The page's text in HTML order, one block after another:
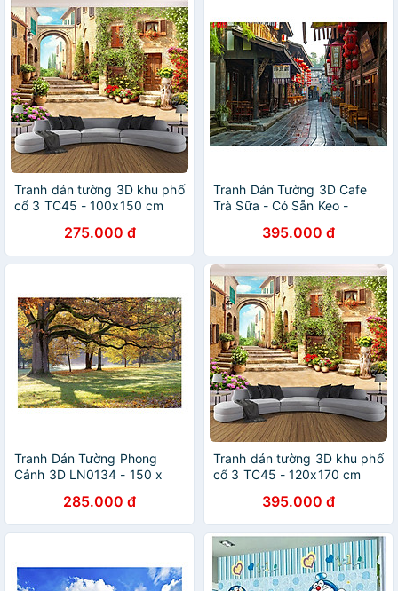
Tranh dán tường 3D khu phố
cổ 3 TC45 - 100x150 cm
275.000 đ
Tranh Dán Tường 3D Cafe
Trà Sữa - Có Sẵn Keo -
395.000 đ
Tranh Dán Tường Phong
Cảnh 3D LN0134 - 150 x
285.000 đ
Tranh dán tường 3D khu phố
cổ 3 TC45 - 120x170 cm
395.000 đ